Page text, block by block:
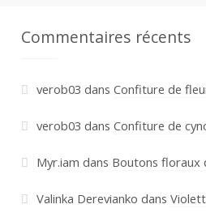
Commentaires récents
verob03 dans Confiture de
verob03 dans Confiture de
Myr.iam dans Boutons floraux
Valinka Derevianko dans